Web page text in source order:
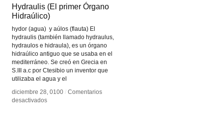
Hydraulis (El primer Órgano
Hidraúlico)
hydor (agua) y aúlos (flauta) El
hydraulis (también llamado hydraulus,
hydraulos e hidraula), es un órgano
hidraúlico antiguo que se usaba en el
mediterráneo. Se creó en Grecia en
S.III a.c por Ctesibio un inventor que
utilizaba el agua y el
diciembre 28, 0100 / Comentarios
desactivadosen
Hydraulis (El primer Órgano
Hidraúlico)
diciembre 28, 0100 / Comentarios
desactivadosen